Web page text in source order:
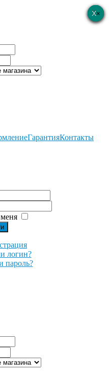
×
ГарантияКонтакты
×
логин?
пароль?
×
×
×